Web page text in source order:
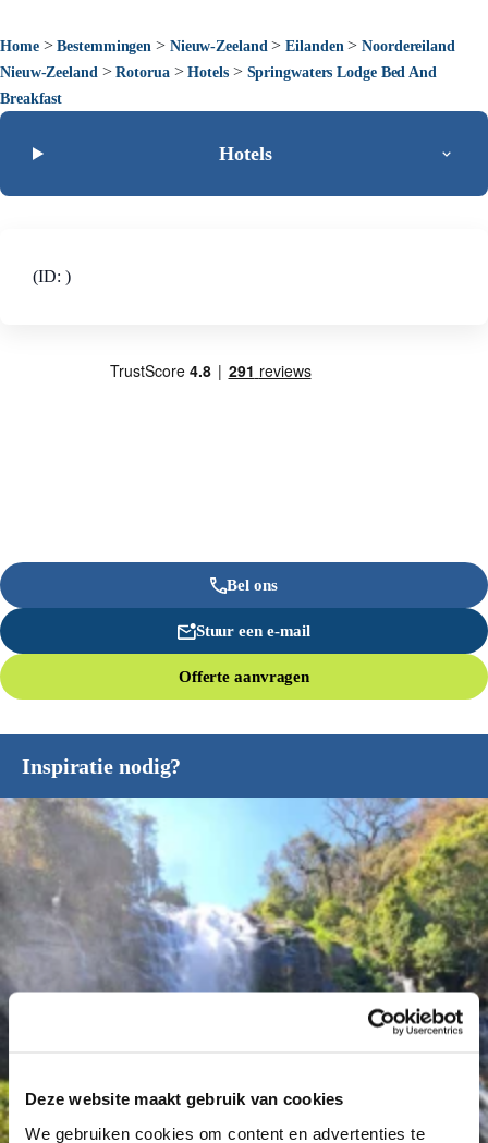
Deze website maakt gebruik van cookies
We gebruiken cookies om content en advertenties te
Home>Bestemmingen > Nieuw-Zeeland >Eilanden >Noordereiland
Nieuw-Zeeland >Rotorua>Hotels> Springwaters Lodge Bed And
Breakfast
Hotels
(ID: )
Bel ons
Stuur een e-mail
Offerte aanvragen
Inspiratie nodig?